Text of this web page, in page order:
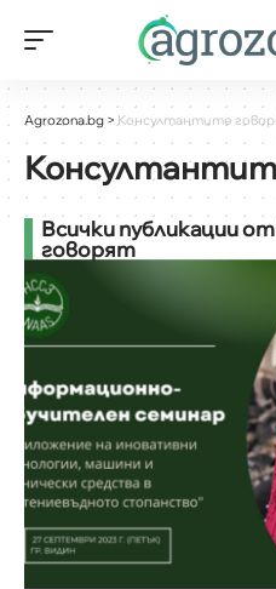
Agrozona.bg > Консултантите
Всички публикации
говорят